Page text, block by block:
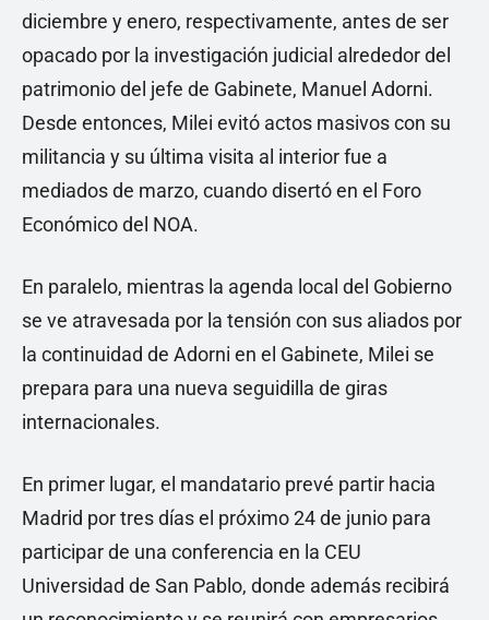
diciembre y enero, respectivamente, antes de ser
opacado por la investigación judicial alrededor del
patrimonio del jefe de Gabinete, Manuel Adorni.
Desde entonces, Milei evitó actos masivos con su
militancia y su última visita al interior fue a
mediados de marzo, cuando disertó en el Foro
Económico del NOA.
En paralelo, mientras la agenda local del Gobierno
se ve atravesada por la tensión con sus aliados por
la continuidad de Adorni en el Gabinete, Milei se
prepara para una nueva seguidilla de giras
internacionales.
En primer lugar, el mandatario prevé partir hacia
Madrid por tres días el próximo 24 de junio para
participar de una conferencia en la CEU
Universidad de San Pablo, donde además recibirá